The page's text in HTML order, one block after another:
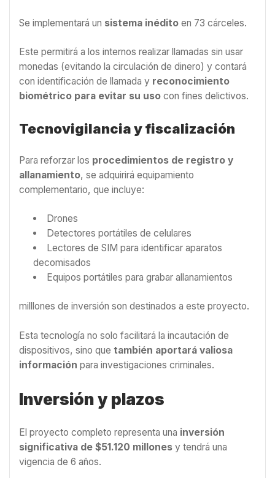
Se implementará un sistema inédito en 73 cárceles.
Este permitirá a los internos realizar llamadas sin usar
monedas (evitando la circulación de dinero) y contará
con identificación de llamada y reconocimiento
biométrico para evitar su uso con fines delictivos.
Tecnovigilancia y fiscalización
Para reforzar los procedimientos de registro y
allanamiento, se adquirirá equipamiento
complementario, que incluye:
Drones
Detectores portátiles de celulares
Lectores de SIM para identificar aparatos
decomisados
Equipos portátiles para grabar allanamientos
milllones de inversión son destinados a este proyecto.
Esta tecnología no solo facilitará la incautación de
dispositivos, sino que también aportará valiosa
información para investigaciones criminales.
Inversión y plazos
El proyecto completo representa una inversión
significativa de $51.120 millones y tendrá una
vigencia de 6 años.